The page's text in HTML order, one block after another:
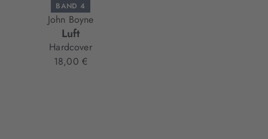
BAND 4
John Boyne
Luft
Hardcover
18,00 €